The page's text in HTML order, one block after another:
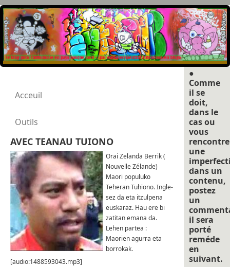
Acceuil
Outils
AVEC TEANAU TUIONO
Orai Zelanda Berrik (
Nouvelle Zélande)
Maori populuko
Teheran Tuhiono. Ingle-
sez da eta itzulpena
euskaraz. Hau ere bi
zatitan emana da.
Lehen partea :
Maorien agurra eta
borrokak.
[audio:1488593043.mp3]
●
Comme
il se
doit,
dans le
cas ou
vous
une
dans un
contenu,
postez
un
il sera
porté
reméde
en
suivant.